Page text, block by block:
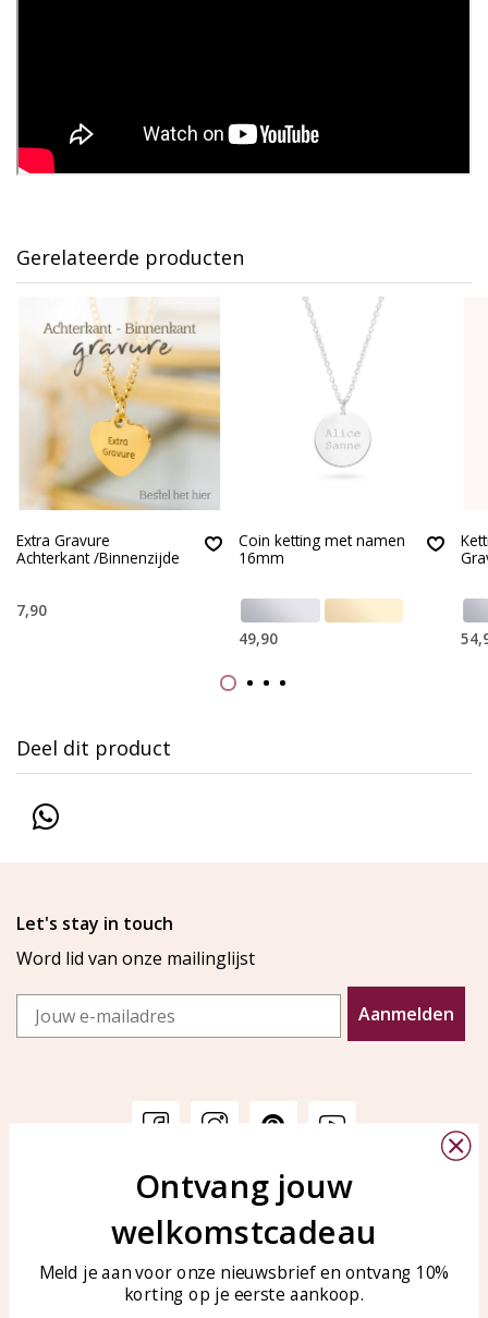
Gerelateerde producten
Extra Gravure
Achterkant /Binnenzijde
7,90
Coin ketting met namen
16mm
49,90
Deel dit product
Let's stay in touch
Word lid van onze mailinglijst
Email
Aanmelden
Veelgestelde vragen
Sieraden onderhouden
KAYA Sieraden
Bellen of WhatsApp Ma-Vr
tussen 09:00-17:00
Tel: 0850003187
WhatsApp: 0850003187
Ontvang jouw
welkomstcadeau
Meld je aan voor onze nieuwsbrief en ontvang 10%
korting op je eerste aankoop.